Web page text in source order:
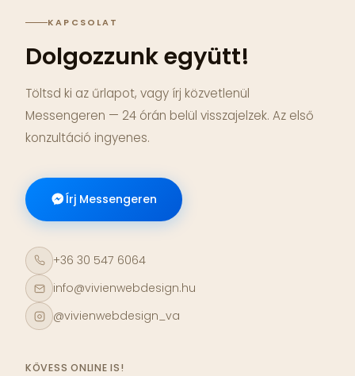
KAPCSOLAT
Dolgozzunk együtt!
Töltsd ki az űrlapot, vagy írj közvetlenül
Messengeren — 24 órán belül visszajelzek. Az első
konzultáció ingyenes.
Írj Messengeren
+36 30 547 6064
info@vivienwebdesign.hu
@vivienwebdesign_va
KÖVESS ONLINE IS!